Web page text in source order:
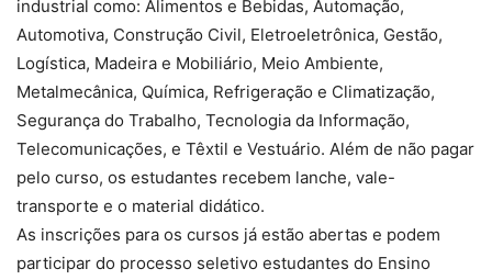
industrial como: Alimentos e Bebidas, Automação,
Automotiva, Construção Civil, Eletroeletrônica, Gestão,
Logística, Madeira e Mobiliário, Meio Ambiente,
Metalmecânica, Química, Refrigeração e Climatização,
Segurança do Trabalho, Tecnologia da Informação,
Telecomunicações, e Têxtil e Vestuário. Além de não pagar
pelo curso, os estudantes recebem lanche, vale-
transporte e o material didático.
As inscrições para os cursos já estão abertas e podem
participar do processo seletivo estudantes do Ensino